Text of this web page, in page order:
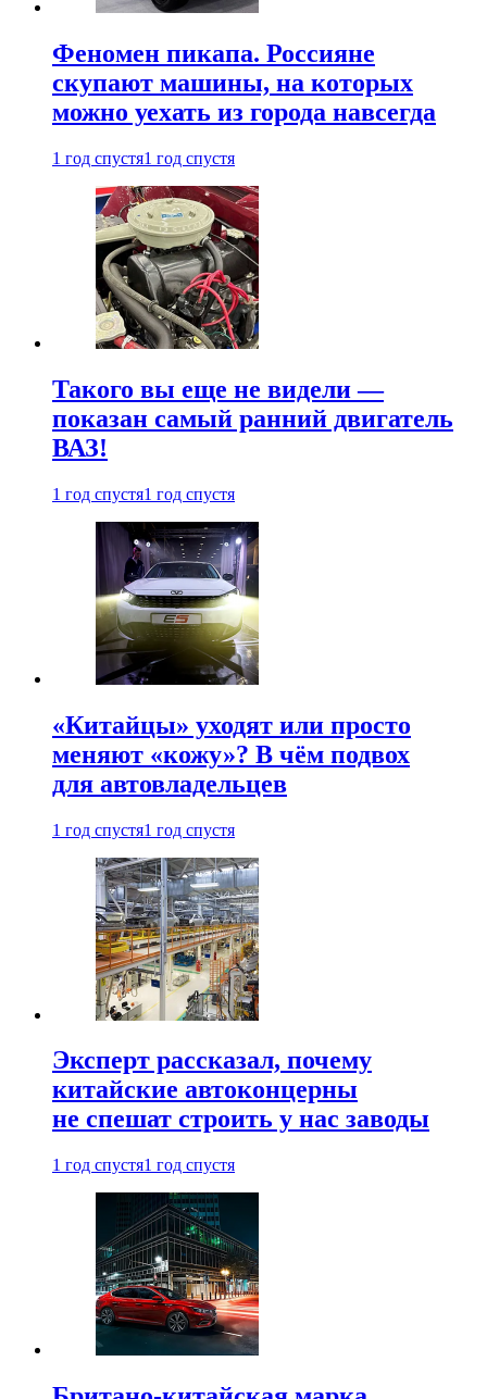
Феномен пикапа. Россияне
скупают машины, на которых
можно уехать из города навсегда
1 год спустя1 год спустя
Такого вы еще не видели —
показан самый ранний двигатель
ВАЗ!
1 год спустя1 год спустя
«Китайцы» уходят или просто
меняют «кожу»? В чём подвох
для автовладельцев
1 год спустя1 год спустя
Эксперт рассказал, почему
китайские автоконцерны
не спешат строить у нас заводы
1 год спустя1 год спустя